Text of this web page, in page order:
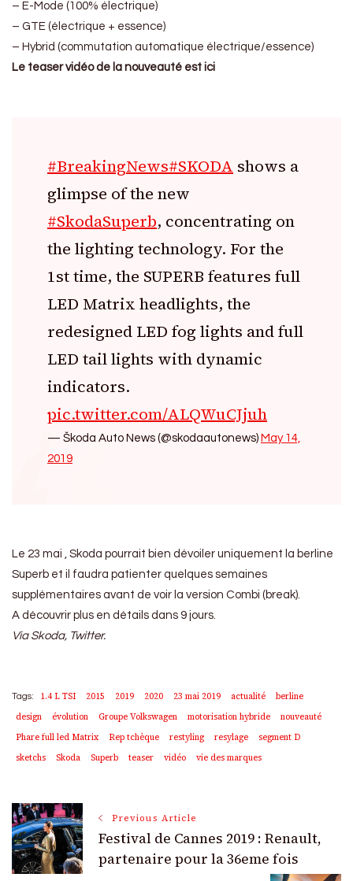
– E-Mode (100% électrique)
– GTE (électrique + essence)
– Hybrid (commutation automatique électrique/essence)
Le teaser vidéo de la nouveauté est ici
#BreakingNews#SKODA shows a
glimpse of the new
#SkodaSuperb, concentrating on
the lighting technology. For the
1st time, the SUPERB features full
LED Matrix headlights, the
redesigned LED fog lights and full
LED tail lights with dynamic
indicators.
pic.twitter.com/ALQWuCJjuh
— Škoda Auto News (@skodaautonews) May 14,
2019
Le 23 mai , Skoda pourrait bien dévoiler uniquement la berline
Superb et il faudra patienter quelques semaines
supplémentaires avant de voir la version Combi (break).
A découvrir plus en détails dans 9 jours.
Via Skoda, Twitter.
Tags: 1.4 L TSI 2015 2019 2020 23 mai 2019 actualité
berline
design
évolution Groupe Volkswagen motorisation hybride
nouveauté
Phare full led Matrix
Rep tchèque restyling resylage
segment D
sketchs
Skoda Superb teaser vidéo vie des marques
Post
Navigation
Previous Article
Festival de Cannes 2019 : Renault,
partenaire pour la 36eme fois